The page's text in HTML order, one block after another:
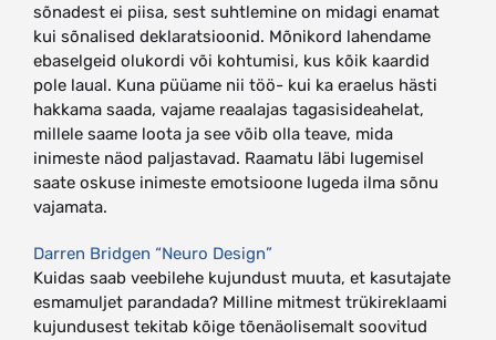
sõnadest ei piisa, sest suhtlemine on midagi enamat
kui sõnalised deklaratsioonid. Mõnikord lahendame
ebaselgeid olukordi või kohtumisi, kus kõik kaardid
pole laual. Kuna püüame nii töö- kui ka eraelus hästi
hakkama saada, vajame reaalajas tagasisideahelat,
millele saame loota ja see võib olla teave, mida
inimeste näod paljastavad. Raamatu läbi lugemisel
saate oskuse inimeste emotsioone lugeda ilma sõnu
vajamata.
Darren Bridgen “Neuro Design”
Kuidas saab veebilehe kujundust muuta, et kasutajate
esmamuljet parandada? Milline mitmest trükireklaami
kujundusest tekitab kõige tõenäolisemalt soovitud